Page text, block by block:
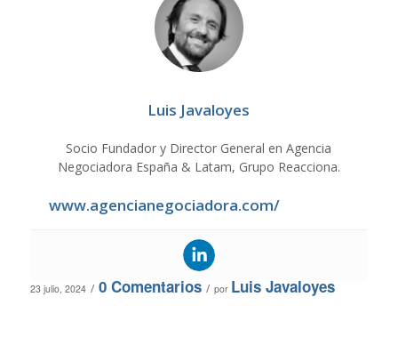
Luis Javaloyes
Socio Fundador y Director General en Agencia
Negociadora España & Latam, Grupo Reacciona.
www.agencianegociadora.com/
23 julio, 2024 / 0 Comentarios / por Luis Javaloyes